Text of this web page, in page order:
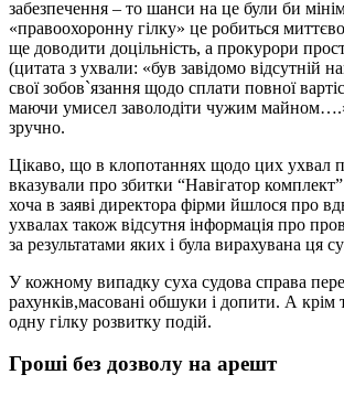
забезпечення – то шанси на це були би
«правоохоронну гілку» це робиться
ще доводити доцільність, а прокурори
(цитата з ухвали: «був завідомо відсутній
свої зобов`язання щодо сплати повної
маючи умисел заволодіти чужим
зручно.
Цікаво, що в клопотаннях щодо цих ухвал
вказували про збитки “Навігатор
хоча в заяві директора фірми йшлося про
ухвалах також відсутня інформація про
за результатами яких і була вирахувана ця
У кожному випадку суха судова справа
рахунків,масовані обшуки і допити. А крім
одну гілку розвитку подій.
Гроші без дозволу на арешт